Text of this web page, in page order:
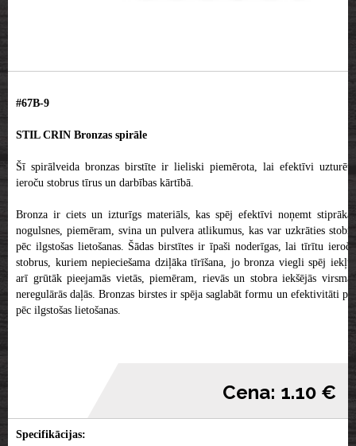
#67B-9
STIL CRIN Bronzas spirāle
Šī spirālveida bronzas birstīte ir lieliski piemērota, lai efektīvi uzturētu
ieroču stobrus tīrus un darbības kārtībā.
Bronza ir ciets un izturīgs materiāls, kas spēj efektīvi noņemt stiprākas
nogulsnes, piemēram, svina un pulvera atlikumus, kas var uzkrāties stobrā
pēc ilgstošas lietošanas. Šādas birstītes ir īpaši noderīgas, lai tīrītu ieroču
stobrus, kuriem nepieciešama dziļāka tīrīšana, jo bronza viegli spēj iekļūt
arī grūtāk pieejamās vietās, piemēram, rievās un stobra iekšējās virsmas
neregulārās daļās. Bronzas birstes ir spēja saglabāt formu un efektivitāti pat
pēc ilgstošas lietošanas.
Cena: 1.10 €
Specifikācijas: